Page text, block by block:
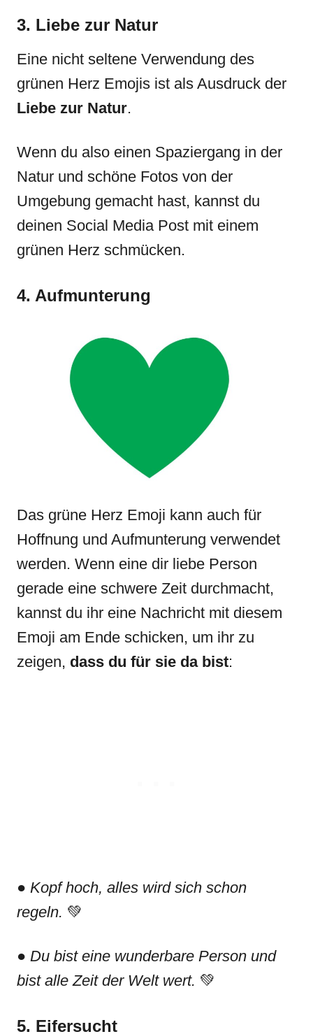
3. Liebe zur Natur
Eine nicht seltene Verwendung des
grünen Herz Emojis ist als Ausdruck der
Liebe zur Natur.
Wenn du also einen Spaziergang in der
Natur und schöne Fotos von der
Umgebung gemacht hast, kannst du
deinen Social Media Post mit einem
grünen Herz schmücken.
4. Aufmunterung
Das grüne Herz Emoji kann auch für
Hoffnung und Aufmunterung verwendet
werden. Wenn eine dir liebe Person
gerade eine schwere Zeit durchmacht,
kannst du ihr eine Nachricht mit diesem
Emoji am Ende schicken, um ihr zu
zeigen, dass du für sie da bist:
● Kopf hoch, alles wird sich schon
regeln. 💚
● Du bist eine wunderbare Person und
bist alle Zeit der Welt wert. 💚
5. Eifersucht